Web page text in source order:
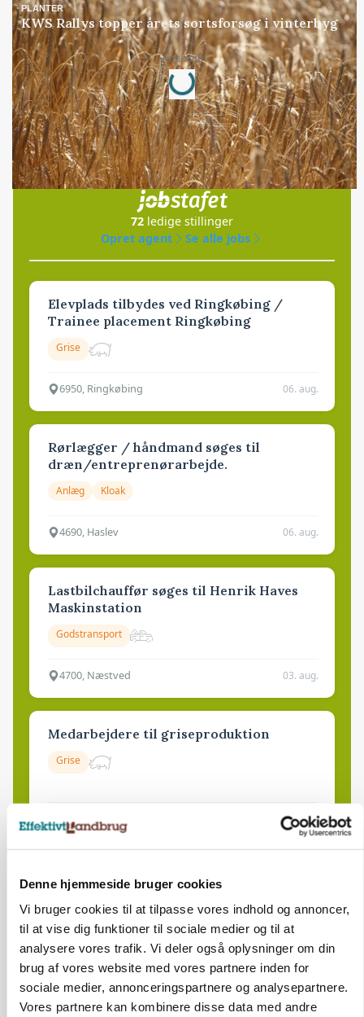
Denne hjemmeside bruger cookies
Vi bruger cookies til at tilpasse vores indhold og annoncer,
til at vise dig funktioner til sociale medier og til at
analysere vores trafik. Vi deler også oplysninger om din
brug af vores website med vores partnere inden for
sociale medier, annonceringspartnere og analysepartnere.
Vores partnere kan kombinere disse data med andre
PLANTER
KWS Rallys topper årets sortsforsøg i vinterbyg
Annonce
Loading...
Jobs
i samarbejde med
72 ledige stillinger
Opret agent
Se alle jobs
Elevplads tilbydes ved Ringkøbing /
Trainee placement Ringkøbing
Grise
6950, Ringkøbing 06. aug.
Rørlægger / håndmand søges til
dræn/entreprenørarbejde.
Anlæg Kloak
4690, Haslev 06. aug.
Lastbilchauffør søges til Henrik Haves
Maskinstation
Godstransport
4700, Næstved 03. aug.
Medarbejdere til griseproduktion
Grise
9681, Ranum 03. aug.
Kalvepasser til ejendom i udvikling søges
6392, Bolderslev 03. aug.